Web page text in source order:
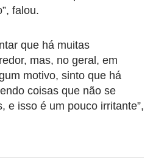
falou.
que há muitas
mas, no geral, em
motivo, sinto que há
coisas que não se
e isso é um pouco irritante”,